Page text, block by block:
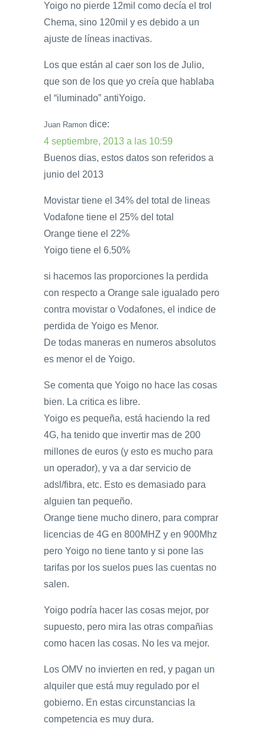
Yoigo no pierde 12mil como decía el trol
Chema, sino 120mil y es debido a un
ajuste de líneas inactivas.
Los que están al caer son los de Julio,
que son de los que yo creía que hablaba
el “iluminado” antiYoigo.
Juan Ramon dice:
4 septiembre, 2013 a las 10:59
Buenos dias, estos datos son referidos a
junio del 2013
Movistar tiene el 34% del total de lineas
Vodafone tiene el 25% del total
Orange tiene el 22%
Yoigo tiene el 6.50%
si hacemos las proporciones la perdida
con respecto a Orange sale igualado pero
contra movistar o Vodafones, el indice de
perdida de Yoigo es Menor.
De todas maneras en numeros absolutos
es menor el de Yoigo.
Se comenta que Yoigo no hace las cosas
bien. La critica es libre.
Yoigo es pequeña, está haciendo la red
4G, ha tenido que invertir mas de 200
millones de euros (y esto es mucho para
un operador), y va a dar servicio de
adsl/fibra, etc. Esto es demasiado para
alguien tan pequeño.
Orange tiene mucho dinero, para comprar
licencias de 4G en 800MHZ y en 900Mhz
pero Yoigo no tiene tanto y si pone las
tarifas por los suelos pues las cuentas no
salen.
Yoigo podría hacer las cosas mejor, por
supuesto, pero mira las otras compañias
como hacen las cosas. No les va mejor.
Los OMV no invierten en red, y pagan un
alquiler que está muy regulado por el
gobierno. En estas circunstancias la
competencia es muy dura.